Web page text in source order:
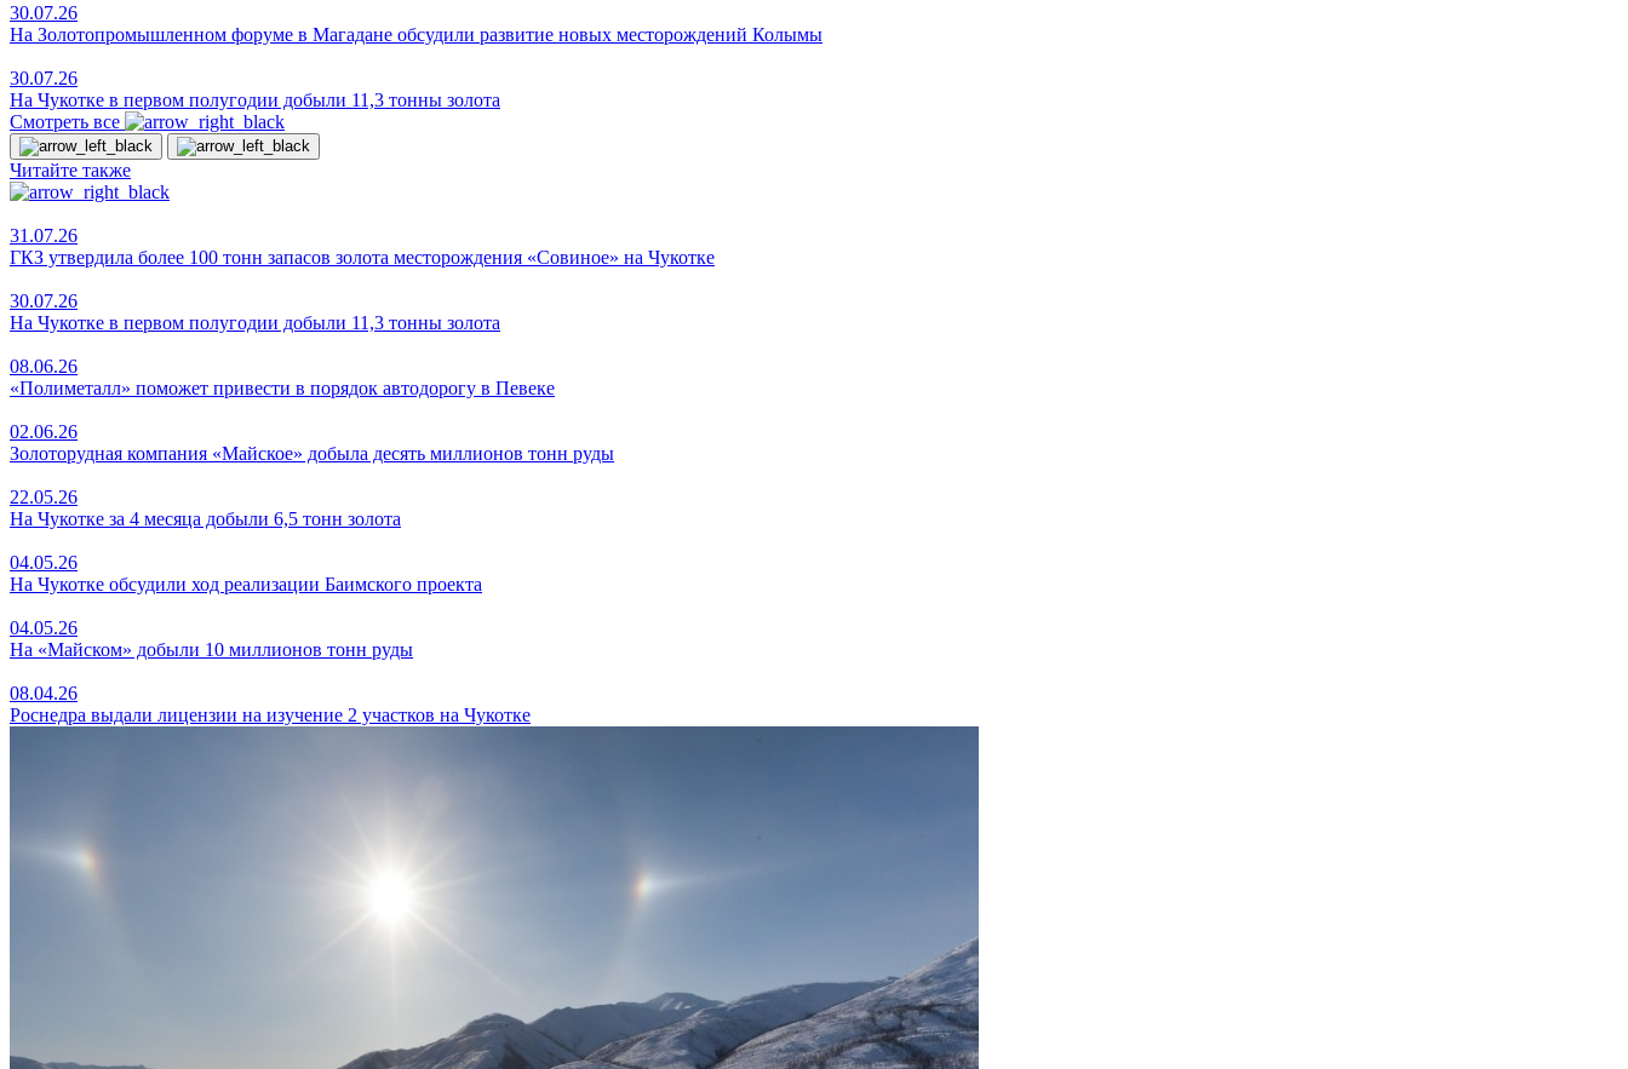
30.07.26
На Золотопромышленном форуме в Магадане обсудили развитие новых месторождений Колымы
30.07.26
На Чукотке в первом полугодии добыли 11,3 тонны золота
Смотреть все
Читайте также
31.07.26
ГКЗ утвердила более 100 тонн запасов золота месторождения «Совиное» на Чукотке
30.07.26
На Чукотке в первом полугодии добыли 11,3 тонны золота
08.06.26
«Полиметалл» поможет привести в порядок автодорогу в Певеке
02.06.26
Золоторудная компания «Майское» добыла десять миллионов тонн руды
22.05.26
На Чукотке за 4 месяца добыли 6,5 тонн золота
04.05.26
На Чукотке обсудили ход реализации Баимского проекта
04.05.26
На «Майском» добыли 10 миллионов тонн руды
08.04.26
Роснедра выдали лицензии на изучение 2 участков на Чукотке